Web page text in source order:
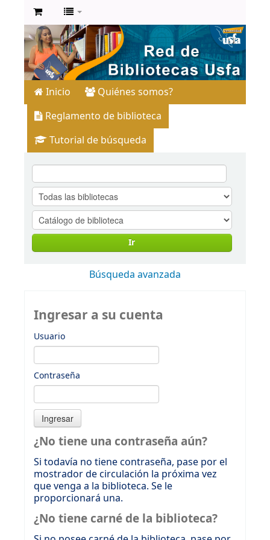
Inicio
Quiénes somos?
Reglamento de biblioteca
Tutorial de búsqueda
Ir
Búsqueda avanzada
Ingresar a su cuenta
Usuario
Contraseña
¿No tiene una contraseña aún?
Si todavía no tiene contraseña, pase por el
mostrador de circulación la próxima vez
que venga a la biblioteca. Se le
proporcionará una.
¿No tiene carné de la biblioteca?